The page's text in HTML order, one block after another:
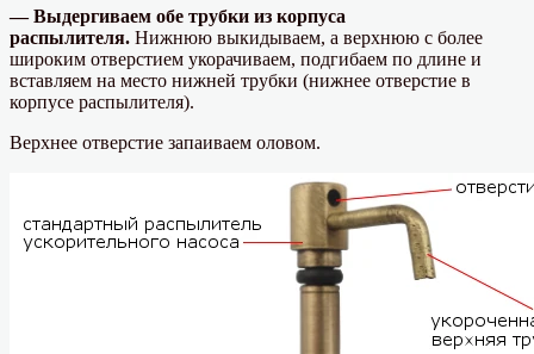
— Выдергиваем обе трубки из корпуса
распылителя. Нижнюю выкидываем, а верхнюю с более
широким отверстием укорачиваем, подгибаем по длине и
вставляем на место нижней трубки (нижнее отверстие в
корпусе распылителя).
Верхнее отверстие запаиваем оловом.